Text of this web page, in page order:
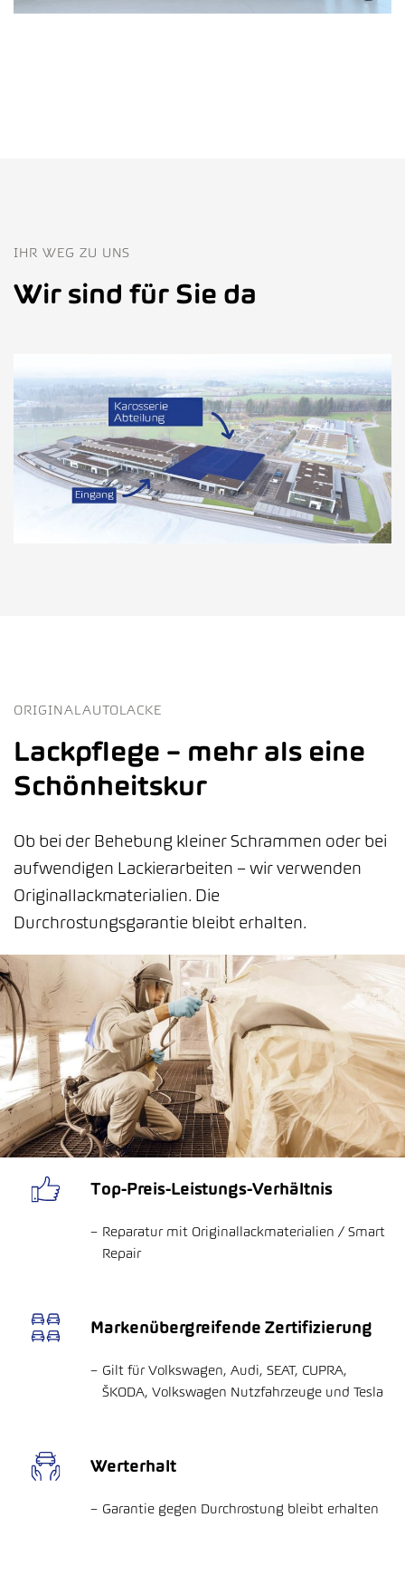
IHR WEG ZU UNS
Wir sind für Sie da
ORIGINALAUTOLACKE
Lackpflege – mehr als eine
Schönheitskur
Ob bei der Behebung kleiner Schrammen oder bei
aufwendigen Lackierarbeiten – wir verwenden
Originallackmaterialien. Die
Durchrostungsgarantie bleibt erhalten.
Top-Preis-Leistungs-Verhältnis
Reparatur mit Originallackmaterialien / Smart
Repair
Markenübergreifende Zertifizierung
Gilt für Volkswagen, Audi, SEAT, CUPRA,
ŠKODA, Volkswagen Nutzfahrzeuge und Tesla
Werterhalt
Garantie gegen Durchrostung bleibt erhalten